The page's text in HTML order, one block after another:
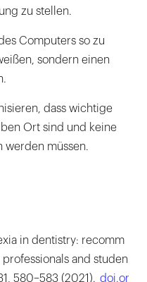
zu stellen.
Computers so zu
sondern einen
dass wichtige
Ort sind und keine
werden müssen.
in dentistry: recomm
and studen
580–583 (2021). doi.or